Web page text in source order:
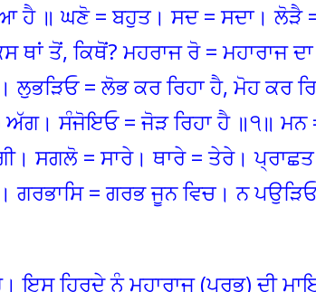
ਹੈ ॥ ਘਣੋ = ਬਹੁਤ। ਸਦ = ਸਦਾ। ਲੋੜੈ
ਥਾਂ ਤੋਂ, ਕਿਥੋਂ? ਮਹਰਾਜ ਰੋ = ਮਹਾਰਾਜ
ਲੁਭੜਿਓ = ਲੋਭ ਕਰ ਰਿਹਾ ਹੈ, ਮੋਹ ਕਰ
ਅੱਗ। ਸੰਜੋਇਓ = ਜੋੜ ਰਿਹਾ ਹੈ ॥੧॥ ਮਨ
ਸਗਲੋ = ਸਾਰੇ। ਥਾਰੇ = ਤੇਰੇ।
ਗਰਭਾਸਿ = ਗਰਭ ਜੂਨ ਵਿਚ। ਨ
ਇਸ ਹਿਰਦੇ ਨੂੰ ਮਹਾਰਾਜ (ਪ੍ਰਭੂ) ਦੀ